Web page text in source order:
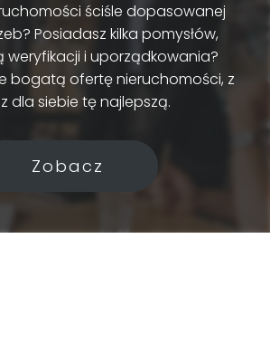
ściśle dopasowanej
Posiadasz kilka pomysłów,
weryfikacji i uporządkowania?
bogatą ofertę nieruchomości, z
dla siebie tę najlepszą.
Zobacz